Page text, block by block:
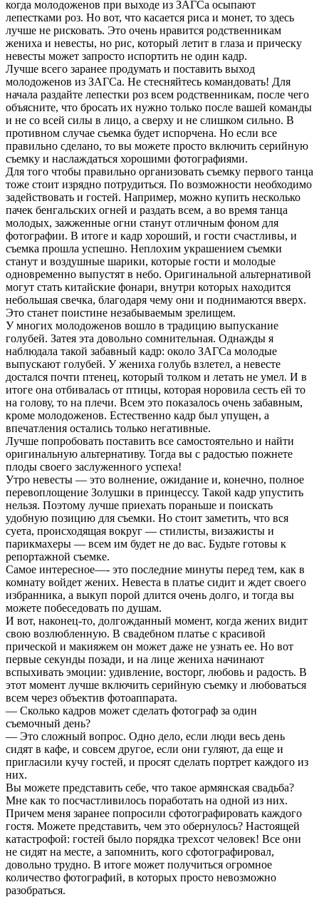
когда молодоженов при выходе из ЗАГСа осыпают
лепестками роз. Но вот, что касается риса и монет, то здесь
лучше не рисковать. Это очень нравится родственникам
жениха и невесты, но рис, который летит в глаза и прическу
невесты может запросто испортить не один кадр.
Лучше всего заранее продумать и поставить выход
молодоженов из ЗАГСа. Не стесняйтесь командовать! Для
начала раздайте лепестки роз всем родственникам, после чего
объясните, что бросать их нужно только после вашей команды
и не со всей силы в лицо, а сверху и не слишком сильно. В
противном случае съемка будет испорчена. Но если все
правильно сделано, то вы можете просто включить серийную
съемку и наслаждаться хорошими фотографиями.
Для того чтобы правильно организовать съемку первого танца
тоже стоит изрядно потрудиться. По возможности необходимо
задействовать и гостей. Например, можно купить несколько
пачек бенгальских огней и раздать всем, а во время танца
молодых, зажженные огни станут отличным фоном для
фотографии. В итоге и кадр хороший, и гости счастливы, и
съемка прошла успешно. Неплохим украшением съемки
станут и воздушные шарики, которые гости и молодые
одновременно выпустят в небо. Оригинальной альтернативой
могут стать китайские фонари, внутри которых находится
небольшая свечка, благодаря чему они и поднимаются вверх.
Это станет поистине незабываемым зрелищем.
У многих молодоженов вошло в традицию выпускание
голубей. Затея эта довольно сомнительная. Однажды я
наблюдала такой забавный кадр: около ЗАГСа молодые
выпускают голубей. У жениха голубь взлетел, а невесте
достался почти птенец, который толком и летать не умел. И в
итоге она отбивалась от птицы, которая норовила сесть ей то
на голову, то на плечи. Всем это показалось очень забавным,
кроме молодоженов. Естественно кадр был упущен, а
впечатления остались только негативные.
Лучше попробовать поставить все самостоятельно и найти
оригинальную альтернативу. Тогда вы с радостью пожнете
плоды своего заслуженного успеха!
Утро невесты — это волнение, ожидание и, конечно, полное
перевоплощение Золушки в принцессу. Такой кадр упустить
нельзя. Поэтому лучше приехать пораньше и поискать
удобную позицию для съемки. Но стоит заметить, что вся
суета, происходящая вокруг — стилисты, визажисты и
парикмахеры — всем им будет не до вас. Будьте готовы к
репортажной съемке.
Самое интересное—- это последние минуты перед тем, как в
комнату войдет жених. Невеста в платье сидит и ждет своего
избранника, а выкуп порой длится очень долго, и тогда вы
можете побеседовать по душам.
И вот, наконец-то, долгожданный момент, когда жених видит
свою возлюбленную. В свадебном платье с красивой
прической и макияжем он может даже не узнать ее. Но вот
первые секунды позади, и на лице жениха начинают
вспыхивать эмоции: удивление, восторг, любовь и радость. В
этот момент лучше включить серийную съемку и любоваться
всем через объектив фотоаппарата.
— Сколько кадров может сделать фотограф за один
съемочный день?
— Это сложный вопрос. Одно дело, если люди весь день
сидят в кафе, и совсем другое, если они гуляют, да еще и
пригласили кучу гостей, и просят сделать портрет каждого из
них.
Вы можете представить себе, что такое армянская свадьба?
Мне как то посчастливилось поработать на одной из них.
Причем меня заранее попросили сфотографировать каждого
гостя. Можете представить, чем это обернулось? Настоящей
катастрофой: гостей было порядка трехсот человек! Все они
не сидят на месте, а запомнить, кого сфотографировал,
довольно трудно. В итоге может получиться огромное
количество фотографий, в которых просто невозможно
разобраться.